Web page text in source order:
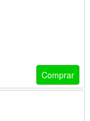
Comprar